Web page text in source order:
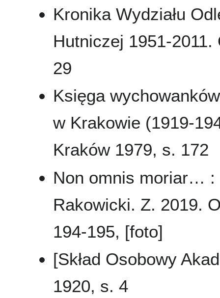
Kronika Wydziału
Hutniczej 1951-
29
Księga
w Krakowie (1919-
Kraków 1979, s. 172
Non omnis moriar… :
Rakowicki. Z. 2019.
194-195, [foto]
[Skład Osobowy
1920, s. 4